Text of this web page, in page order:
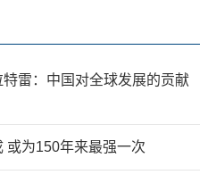
雷：中国对全球发展的贡献
或为150年来最强一次